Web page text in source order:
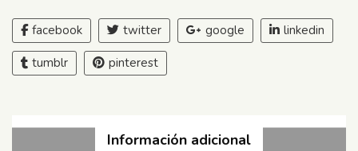
facebook twitter google linkedin
tumblr pinterest
Información adicional